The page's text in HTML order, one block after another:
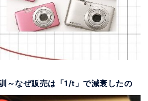
～なぜ販売は「1/t」で減衰したの